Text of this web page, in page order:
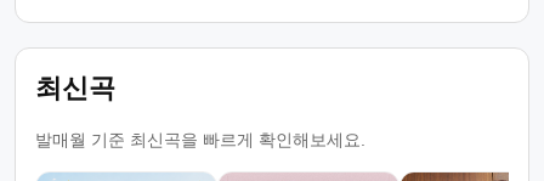
최신곡
발매월 기준 최신곡을 빠르게 확인해보세요.